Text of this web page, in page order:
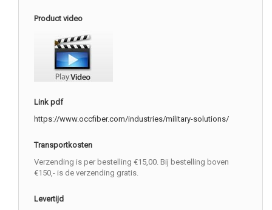
Product video
Link pdf
https://www.occfiber.com/industries/military-solutions/
Transportkosten
Verzending is per bestelling €15,00. Bij bestelling boven
€150,- is de verzending gratis.
Levertijd